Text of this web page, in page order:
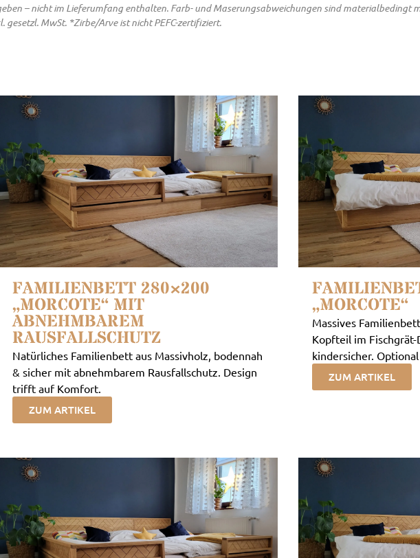
– nicht im Lieferumfang enthalten. Farb- und Maserungsabweichungen sind materialbedingt
MwSt. *Zirbe/Arve ist nicht PEFC-zertifiziert.
FAMILIENBETT 280×200
„MORCOTE“ MIT
ABNEHMBAREM
RAUSFALLSCHUTZ
Natürliches Familienbett aus Massivholz, bodennah
& sicher mit abnehmbarem Rausfallschutz. Design
trifft auf Komfort.
ZUM ARTIKEL
„MORCOTE“
Massives
Kopfteil im Fischgrät-
kindersicher.
ZUM ARTIKEL